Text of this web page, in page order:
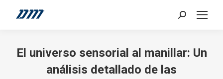
Search:
El universo sensorial al manillar: Un
análisis detallado de las